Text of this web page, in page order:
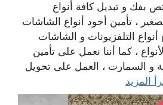
بفك و تبديل كافة أنواع
، تأمين أجود أنواع الشاشات
التلفزيونات و الشاشات
، كما أننا نعمل على تأمين
و السمارت ، العمل على تحويل
المزيد